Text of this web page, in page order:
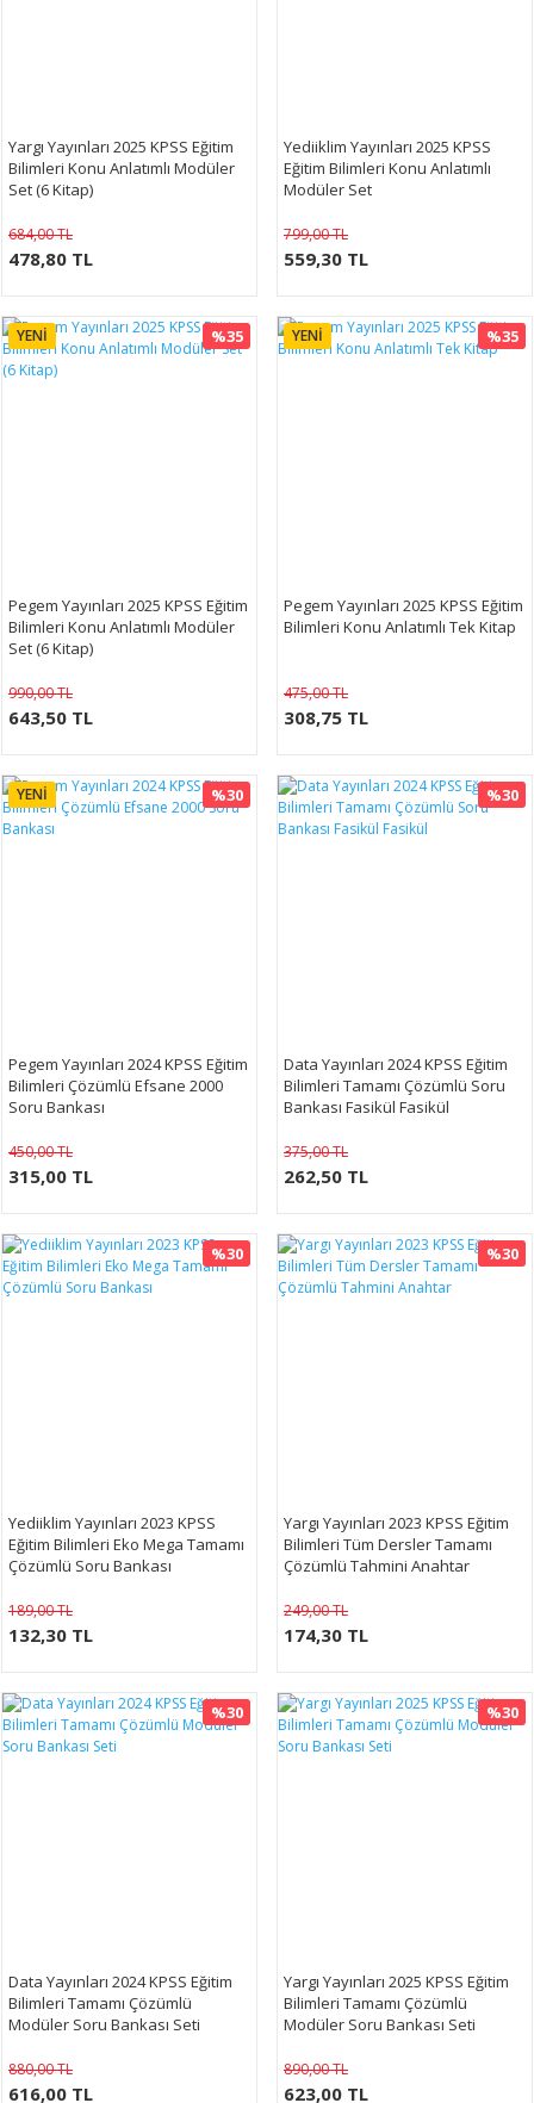
Yargı Yayınları 2025 KPSS Eğitim
Bilimleri Konu Anlatımlı Modüler
Set (6 Kitap)
684,00 TL
478,80 TL
Yediiklim Yayınları 2025 KPSS
Eğitim Bilimleri Konu Anlatımlı
Modüler Set
799,00 TL
559,30 TL
%35
YENİ
Pegem Yayınları 2025 KPSS Eğitim
Bilimleri Konu Anlatımlı Modüler
Set (6 Kitap)
990,00 TL
643,50 TL
%35
YENİ
Pegem Yayınları 2025 KPSS Eğitim
Bilimleri Konu Anlatımlı Tek Kitap
475,00 TL
308,75 TL
%30
YENİ
Pegem Yayınları 2024 KPSS Eğitim
Bilimleri Çözümlü Efsane 2000
Soru Bankası
450,00 TL
315,00 TL
%30
Data Yayınları 2024 KPSS Eğitim
Bilimleri Tamamı Çözümlü Soru
Bankası Fasikül Fasikül
375,00 TL
262,50 TL
%30
Yediiklim Yayınları 2023 KPSS
Eğitim Bilimleri Eko Mega Tamamı
Çözümlü Soru Bankası
189,00 TL
132,30 TL
%30
Yargı Yayınları 2023 KPSS Eğitim
Bilimleri Tüm Dersler Tamamı
Çözümlü Tahmini Anahtar
249,00 TL
174,30 TL
%30
Data Yayınları 2024 KPSS Eğitim
Bilimleri Tamamı Çözümlü
Modüler Soru Bankası Seti
880,00 TL
616,00 TL
%30
Yargı Yayınları 2025 KPSS Eğitim
Bilimleri Tamamı Çözümlü
Modüler Soru Bankası Seti
890,00 TL
623,00 TL